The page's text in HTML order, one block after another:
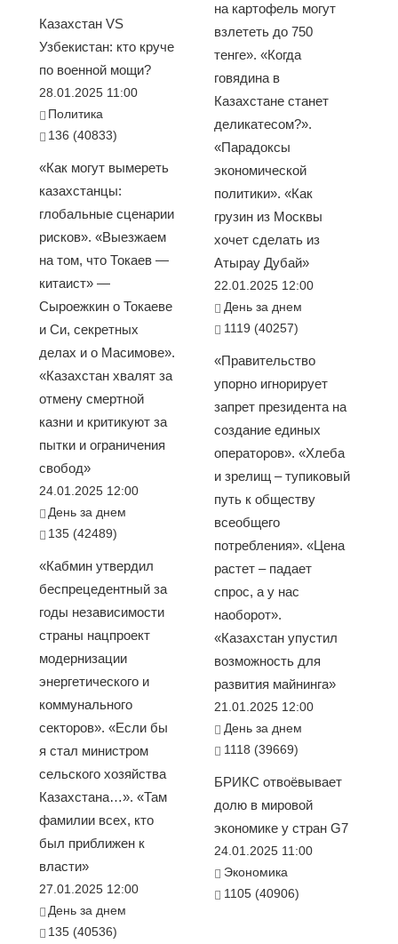
Казахстан VS
Узбекистан: кто круче
по военной мощи?
28.01.2025 11:00
Политика
136 (40833)
«Как могут вымереть
казахстанцы:
глобальные сценарии
рисков». «Выезжаем
на том, что Токаев —
китаист» —
Сыроежкин о Токаеве
и Си, секретных
делах и о Масимове».
«Казахстан хвалят за
отмену смертной
казни и критикуют за
пытки и ограничения
свобод»
24.01.2025 12:00
День за днем
135 (42489)
«Кабмин утвердил
беспрецедентный за
годы независимости
страны нацпроект
модернизации
энергетического и
коммунального
секторов». «Если бы
я стал министром
сельского хозяйства
Казахстана…». «Там
фамилии всех, кто
был приближен к
власти»
27.01.2025 12:00
День за днем
135 (40536)
на картофель могут
взлететь до 750
тенге». «Когда
говядина в
Казахстане станет
деликатесом?».
«Парадоксы
экономической
политики». «Как
грузин из Москвы
хочет сделать из
Атырау Дубай»
22.01.2025 12:00
День за днем
1119 (40257)
«Правительство
упорно игнорирует
запрет президента на
создание единых
операторов». «Хлеба
и зрелищ – тупиковый
путь к обществу
всеобщего
потребления». «Цена
растет – падает
спрос, а у нас
наоборот».
«Казахстан упустил
возможность для
развития майнинга»
21.01.2025 12:00
День за днем
1118 (39669)
БРИКС отвоёвывает
долю в мировой
экономике у стран G7
24.01.2025 11:00
Экономика
1105 (40906)